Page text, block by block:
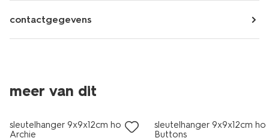
contactgegevens
meer van dit
sleutelhanger 9x9x12cm hond
Archie
sleutelhanger 9x9x12cm
Buttons